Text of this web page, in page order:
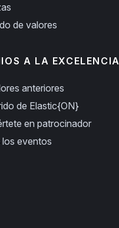
de valores
A LA EXCELENCIA
anteriores
de Elastic{ON}
en patrocinador
eventos